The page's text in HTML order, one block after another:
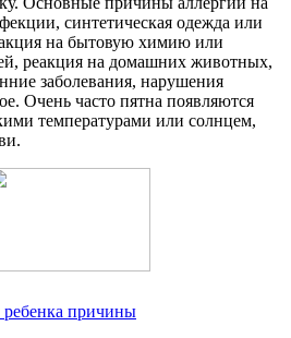
синтетическая одежда или
на бытовую химию или
реакция на домашних животных,
заболевания, нарушения
Очень часто пятна появляются
температурами или солнцем,
ребенка причины